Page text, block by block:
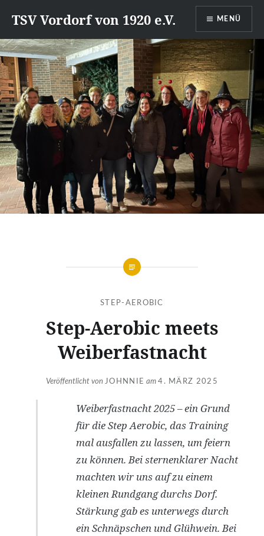
zumTSV Vordorf von 1920 e.V. MENÜ
STEP-AEROBIC
Step-Aerobic meets
Weiberfastnacht
Veröffentlicht vonJOHNNIE am4. MÄRZ 2025
Weiberfastnacht 2025 – ein Grund
für die Step Aerobic, das Training
mal ausfallen zu lassen, um feiern
zu können. Bei sternenklarer Nacht
machten wir uns auf zu einem
kleinen Rundgang durchs Dorf.
Stärkung gab es unterwegs durch
ein Schnäpschen und Glühwein. Bei